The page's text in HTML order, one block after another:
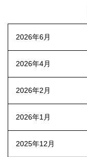
2026年6月
2026年4月
2026年2月
2026年1月
2025年12月